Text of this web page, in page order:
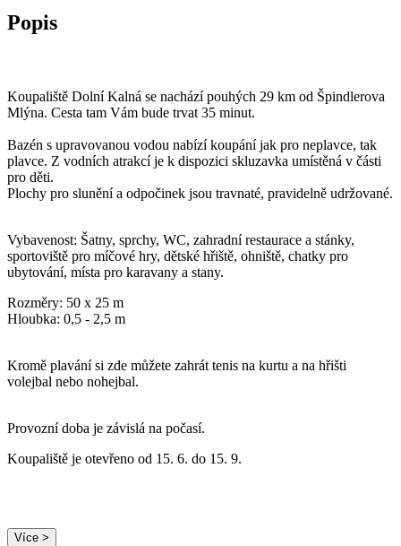
Popis
Koupaliště Dolní Kalná se nachází pouhých 29 km od Špindlerova
Mlýna. Cesta tam Vám bude trvat 35 minut.
Bazén s upravovanou vodou nabízí koupání jak pro neplavce, tak
plavce. Z vodních atrakcí je k dispozici skluzavka umístěná v části
pro děti.
Plochy pro slunění a odpočinek jsou travnaté, pravidelně udržované.
Vybavenost: Šatny, sprchy, WC, zahradní restaurace a stánky,
sportoviště pro míčové hry, dětské hřiště, ohniště, chatky pro
ubytování, místa pro karavany a stany.
Rozměry: 50 x 25 m
Hloubka: 0,5 - 2,5 m
Kromě plavání si zde můžete zahrát tenis na kurtu a na hřišti
volejbal nebo nohejbal.
Provozní doba je závislá na počasí.
Koupaliště je otevřeno od 15. 6. do 15. 9.
Více >